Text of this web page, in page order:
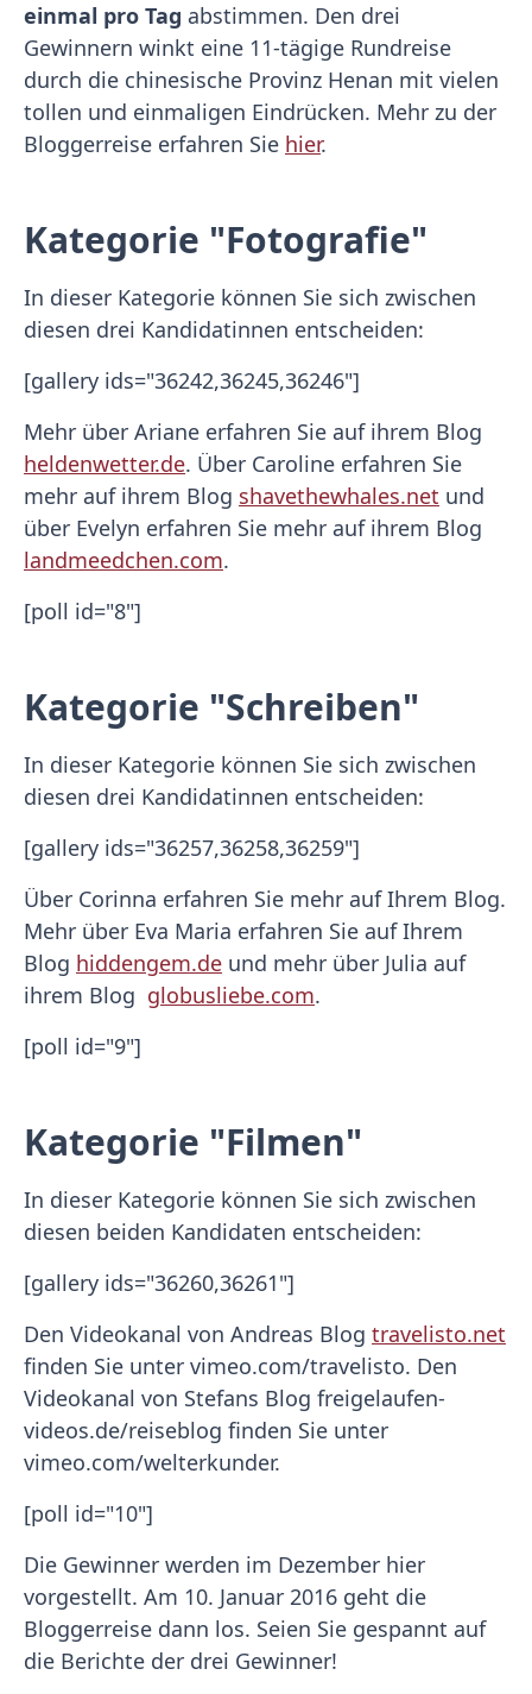
einmal pro Tag abstimmen. Den drei
Gewinnern winkt eine 11-tägige Rundreise
durch die chinesische Provinz Henan mit vielen
tollen und einmaligen Eindrücken. Mehr zu der
Bloggerreise erfahren Sie hier.
Kategorie "Fotografie"
In dieser Kategorie können Sie sich zwischen
diesen drei Kandidatinnen entscheiden:
[gallery ids="36242,36245,36246"]
Mehr über Ariane erfahren Sie auf ihrem Blog
heldenwetter.de. Über Caroline erfahren Sie
mehr auf ihrem Blog shavethewhales.net und
über Evelyn erfahren Sie mehr auf ihrem Blog
landmeedchen.com.
[poll id="8"]
Kategorie "Schreiben"
In dieser Kategorie können Sie sich zwischen
diesen drei Kandidatinnen entscheiden:
[gallery ids="36257,36258,36259"]
Über Corinna erfahren Sie mehr auf Ihrem Blog.
Mehr über Eva Maria erfahren Sie auf Ihrem
Blog hiddengem.de und mehr über Julia auf
ihrem Blog globusliebe.com.
[poll id="9"]
Kategorie "Filmen"
In dieser Kategorie können Sie sich zwischen
diesen beiden Kandidaten entscheiden:
[gallery ids="36260,36261"]
Den Videokanal von Andreas Blog travelisto.net
finden Sie unter vimeo.com/travelisto. Den
Videokanal von Stefans Blog freigelaufen-
videos.de/reiseblog finden Sie unter
vimeo.com/welterkunder.
[poll id="10"]
Die Gewinner werden im Dezember hier
vorgestellt. Am 10. Januar 2016 geht die
Bloggerreise dann los. Seien Sie gespannt auf
die Berichte der drei Gewinner!